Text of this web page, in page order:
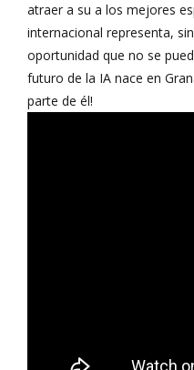
atraer a su a los mejores
internacional representa,
oportunidad que no se
futuro de la IA nace en
parte de él!